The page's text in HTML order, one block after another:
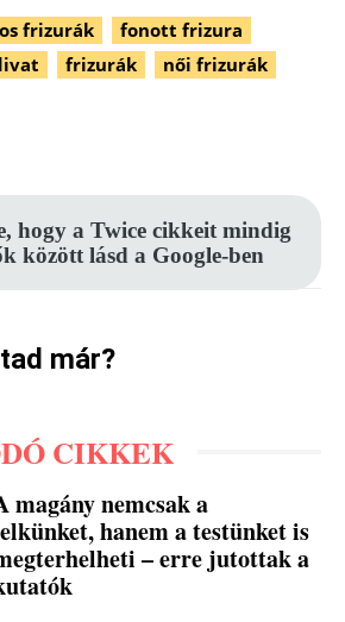
frizurák
fonott frizura
frizurák női frizurák
hogy a Twice cikkeit mindig
között lásd a Google-ben
már?
CIKKEK
magány nemcsak a
hanem a testünket is
– erre jutottak a